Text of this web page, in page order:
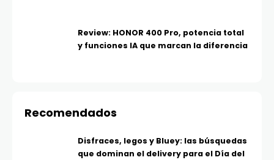
Review: HONOR 400 Pro, potencia total
y funciones IA que marcan la diferencia
Recomendados
Disfraces, legos y Bluey: las búsquedas
que dominan el delivery para el Día del